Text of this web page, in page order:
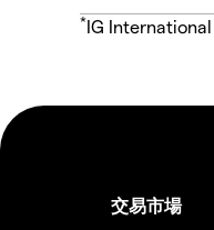
*IG
交易市場